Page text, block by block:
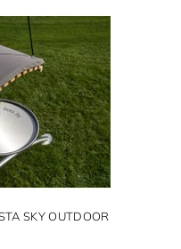
SKY OUTDOOR